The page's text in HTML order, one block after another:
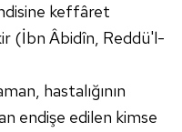
keffâret
(İbn Âbidîn, Reddü'l-
hastalığının
endişe edilen kimse